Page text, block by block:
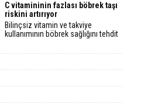
C vitamininin fazlası böbrek taşı
riskini artırıyor
Bilinçsiz vitamin ve takviye
kullanımının böbrek sağlığını tehdit
Atasoyu, aşırı C vitamini tüketiminin
acilen düşürülmesi gerektiğini